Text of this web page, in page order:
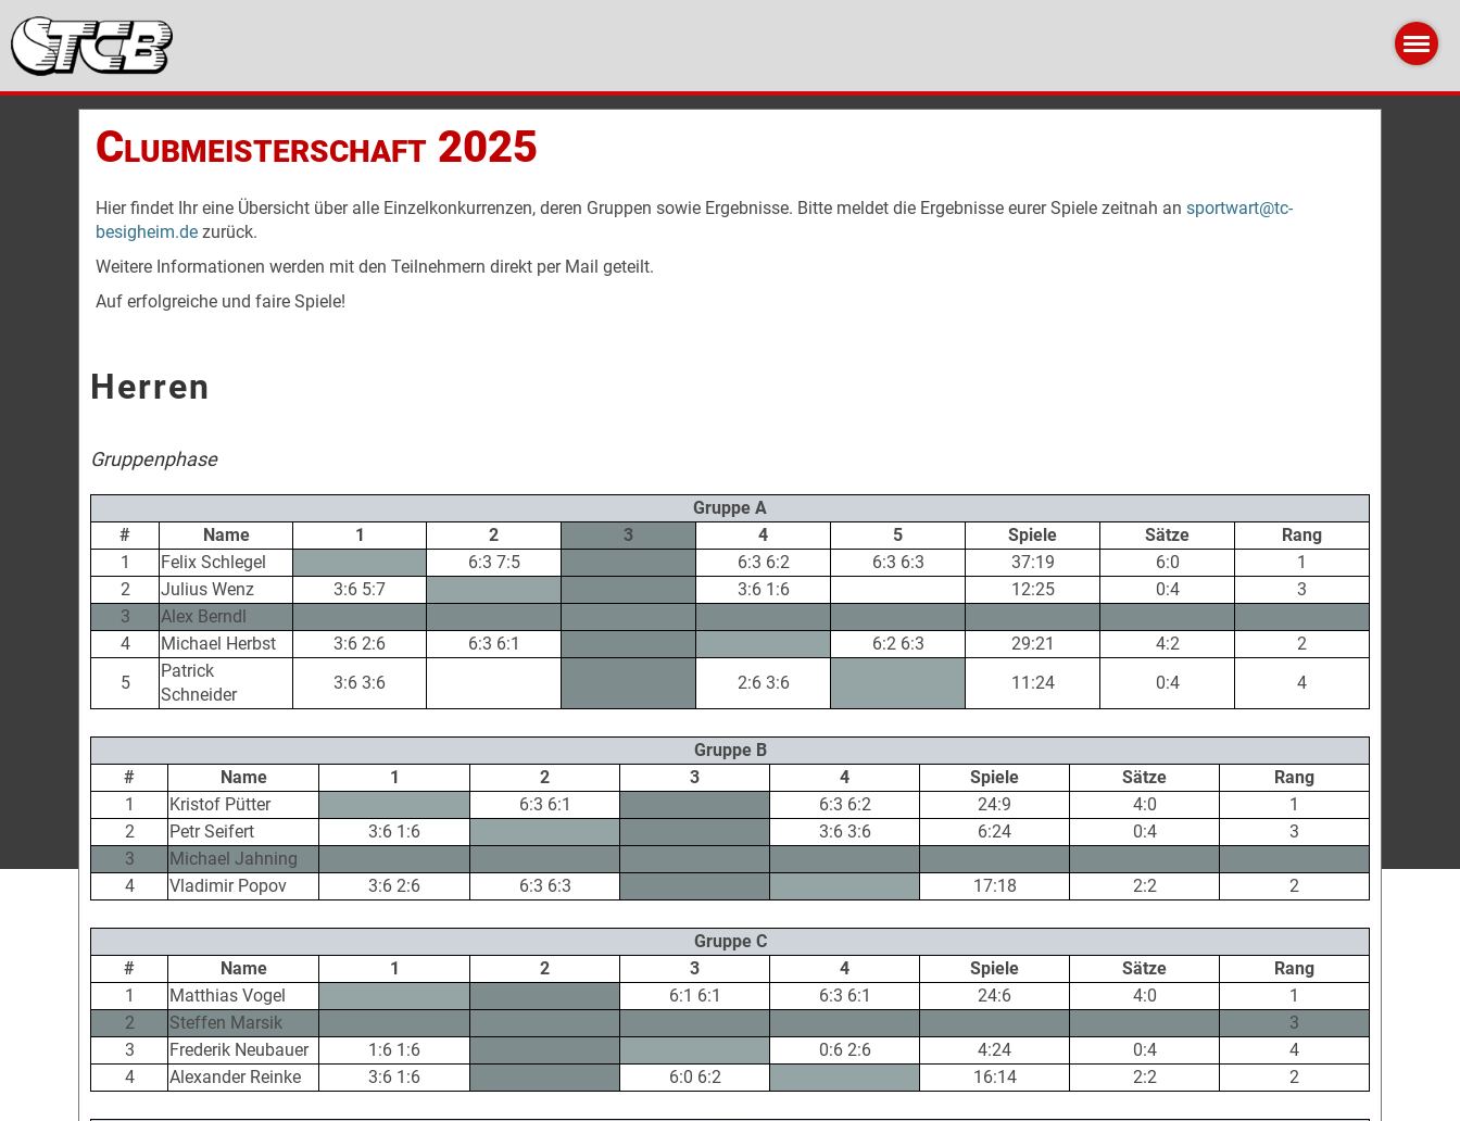
Clubmeisterschaft 2025
Hier findet Ihr eine Übersicht über alle Einzelkonkurrenzen, deren Gruppen sowie Ergebnisse. Bitte meldet die Ergebnisse eurer Spiele zeitnah an sportwart@tc-
besigheim.de zurück.
Weitere Informationen werden mit den Teilnehmern direkt per Mail geteilt.
Auf erfolgreiche und faire Spiele!
Herren
Gruppenphase
Gruppe A
#
Name 1 2 3 4 5 Spiele Sätze
Rang
1
Felix Schlegel 6:3 7:5 6:3 6:2 6:3 6:3 37:19 6:0
1
2
Julius Wenz 3:6 5:7 3:6 1:6 12:25 0:4
3
3
Alex Berndl
4
Michael Herbst 3:6 2:6 6:3 6:1 6:2 6:3 29:21 4:2
2
5
Patrick
Schneider
3:6 3:6 2:6 3:6 11:24 0:4 4
Gruppe B
#
Name 1 2 3 4 Spiele Sätze
Rang
1
Kristof Pütter 6:3 6:1 6:3 6:2 24:9 4:0
1
2
Petr Seifert 3:6 1:6 3:6 3:6 6:24 0:4
3
3
Michael Jahning
4
Vladimir Popov 3:6 2:6 6:3 6:3 17:18 2:2 2
Gruppe C
#
Name 1 2 3 4 Spiele Sätze
Rang
1
Matthias Vogel 6:1 6:1 6:3 6:1 24:6 4:0
1
2
Steffen Marsik
3
3
Frederik Neubauer 1:6 1:6 0:6 2:6 4:24 0:4
4
4
Alexander Reinke 3:6 1:6 6:0 6:2 16:14 2:2 2